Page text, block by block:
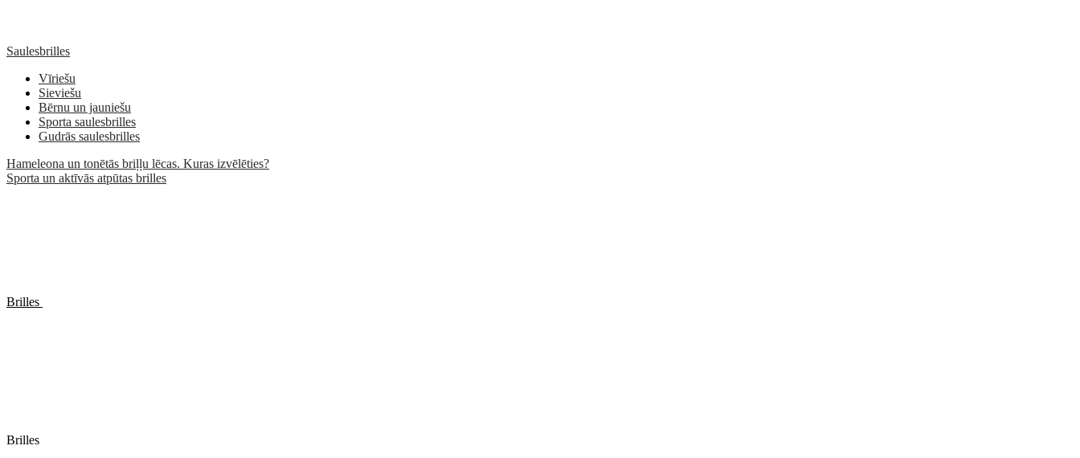
Saulesbrilles
Vīriešu
Sieviešu
Bērnu un jauniešu
Sporta saulesbrilles
Gudrās saulesbrilles
Hameleona un tonētās briļļu lēcas. Kuras izvēlēties?
Sporta un aktīvās atpūtas brilles
Brilles
Brilles